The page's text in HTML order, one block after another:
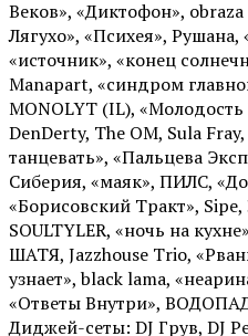
Веков», «Диктофон»,
Лягухо», «Психея»,
«источник», «конец
Manapart, «синдром
MONOLYT (IL), «Молодость
DenDerty, The OM, Sula
танцевать», «Пальцева
Сиберия, «маяк», ПИЛС,
«Борисовский Тракт»,
SOULTYLER, «ночь на
ШАТЯ, Jazzhouse Trio,
узнает», black lama,
«Ответы Внутри»,
Диджей-сеты: DJ Грув, DJ